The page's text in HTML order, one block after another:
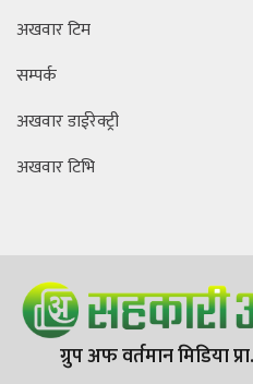
अखवार टिम
सम्पर्क
अखवार डाईरेक्ट्री
अखवार टिभि
ग्रुप अफ वर्तमान मिडिया